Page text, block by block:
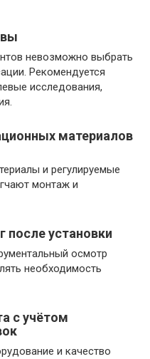
невозможно выбрать
Рекомендуется
исследования,
материалов
и регулируемые
монтаж и
после установки
осмотр
необходимость
с учётом
и качество